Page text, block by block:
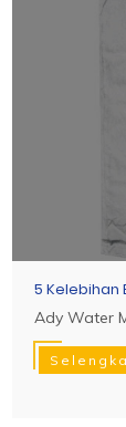
5 Kelebihan
Ady Water